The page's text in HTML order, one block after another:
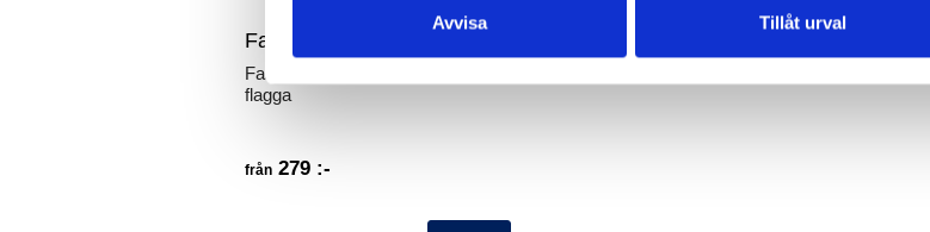
Avvisa Tillåt urval
Fasadset Lyx
Fasadstångspaket m. svensk
flagga
från 279 :-